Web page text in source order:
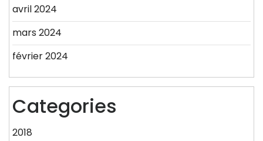
avril 2024
mars 2024
février 2024
Categories
2018